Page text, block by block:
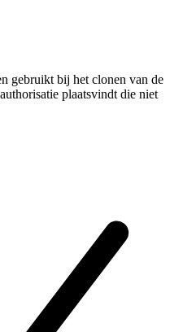
gebruikt bij het clonen van de
plaatsvindt die niet